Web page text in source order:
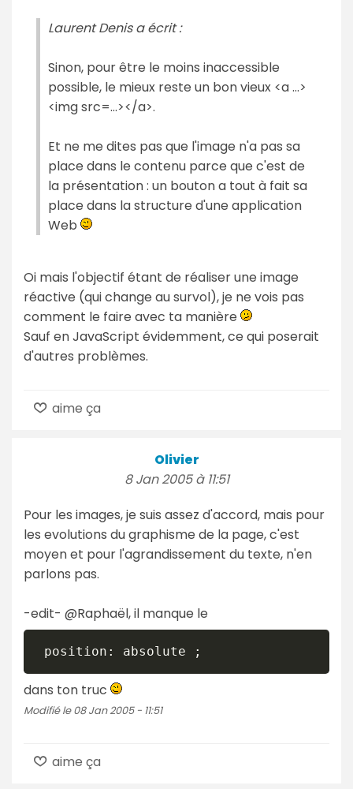
Laurent Denis a écrit :
Sinon, pour être le moins inaccessible
possible, le mieux reste un bon vieux <a ...>
<img src=...></a>.
Et ne me dites pas que l'image n'a pas sa
place dans le contenu parce que c'est de
la présentation : un bouton a tout à fait sa
place dans la structure d'une application
Web
Oi mais l'objectif étant de réaliser une image
réactive (qui change au survol), je ne vois pas
comment le faire avec ta manière
Sauf en JavaScript évidemment, ce qui poserait
d'autres problèmes.
aime ça
Olivier
8 Jan 2005 à 11:51
Pour les images, je suis assez d'accord, mais pour
les evolutions du graphisme de la page, c'est
moyen et pour l'agrandissement du texte, n'en
parlons pas.
-edit- @Raphaël, il manque le
position: absolute ;
dans ton truc
Modifié le 08 Jan 2005 - 11:51
aime ça